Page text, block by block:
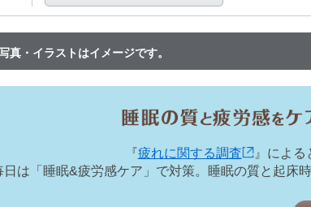
真・イラストはイメージです。
『疲れに関する調査
』による
日は「睡眠&疲労感ケア」で対策。睡眠の質と起床